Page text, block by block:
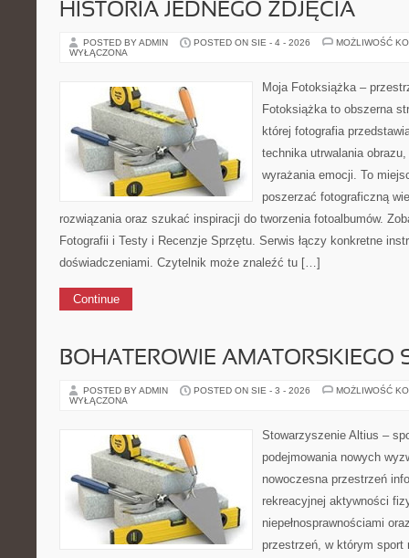
HISTORIA JEDNEGO ZDJĘCIA
POSTED BY ADMIN POSTED ON SIE - 4 - 2026
MOŻLIWOŚĆ
WYŁĄCZONA
Moja Fotoksiążka –
Fotoksiążka to obszerna
której fotografia
technika utrwalania
wyrażania emocji. To
poszerzać fotograficzną
rozwiązania oraz szukać inspiracji do tworzenia fotoalbumów.
Fotografii i Testy i Recenzje Sprzętu. Serwis łączy konkretne
doświadczeniami. Czytelnik może znaleźć tu […]
Continue
BOHATEROWIE AMATORSKIEGO
POSTED BY ADMIN POSTED ON SIE - 3 - 2026
MOŻLIWOŚĆ
WYŁĄCZONA
Stowarzyszenie Altius –
podejmowania nowych
nowoczesna przestrzeń
rekreacyjnej aktywności
niepełnosprawnościami
przestrzeń, w którym sport